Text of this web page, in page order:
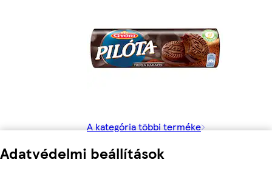
Adatvédelmi beállítások
A kategória többi terméke